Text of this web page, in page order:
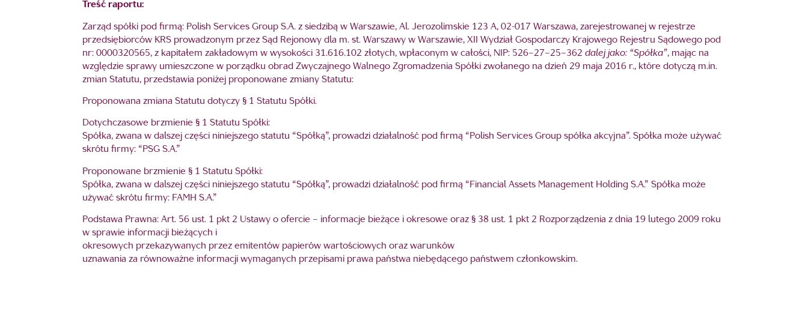
Treść raportu:
Zarząd spółki pod firmą: Polish Services Group S.A. z siedzibą w Warszawie, Al. Jerozolimskie 123 A, 02-017 Warszawa, zarejestrowanej w rejestrze
przedsiębiorców KRS prowadzonym przez Sąd Rejonowy dla m. st. Warszawy w Warszawie, XII Wydział Gospodarczy Krajowego Rejestru Sądowego pod
nr: 0000320565, z kapitałem zakładowym w wysokości 31.616.102 złotych, wpłaconym w całości, NIP: 526–27–25–362 dalej jako: “Spółka”, mając na
względzie sprawy umieszczone w porządku obrad Zwyczajnego Walnego Zgromadzenia Spółki zwołanego na dzień 29 maja 2016 r., które dotyczą m.in.
zmian Statutu, przedstawia poniżej proponowane zmiany Statutu:
Proponowana zmiana Statutu dotyczy § 1 Statutu Spółki.
Dotychczasowe brzmienie § 1 Statutu Spółki:
Spółka, zwana w dalszej części niniejszego statutu “Spółką”, prowadzi działalność pod firmą “Polish Services Group spółka akcyjna”. Spółka może używać
skrótu firmy: “PSG S.A.”
Proponowane brzmienie § 1 Statutu Spółki:
Spółka, zwana w dalszej części niniejszego statutu “Spółką”, prowadzi działalność pod firmą “Financial Assets Management Holding S.A.” Spółka może
używać skrótu firmy: FAMH S.A.”
Podstawa Prawna: Art. 56 ust. 1 pkt 2 Ustawy o ofercie – informacje bieżące i okresowe oraz § 38 ust. 1 pkt 2 Rozporządzenia z dnia 19 lutego 2009 roku
w sprawie informacji bieżących i
okresowych przekazywanych przez emitentów papierów wartościowych oraz warunków
uznawania za równoważne informacji wymaganych przepisami prawa państwa niebędącego państwem członkowskim.